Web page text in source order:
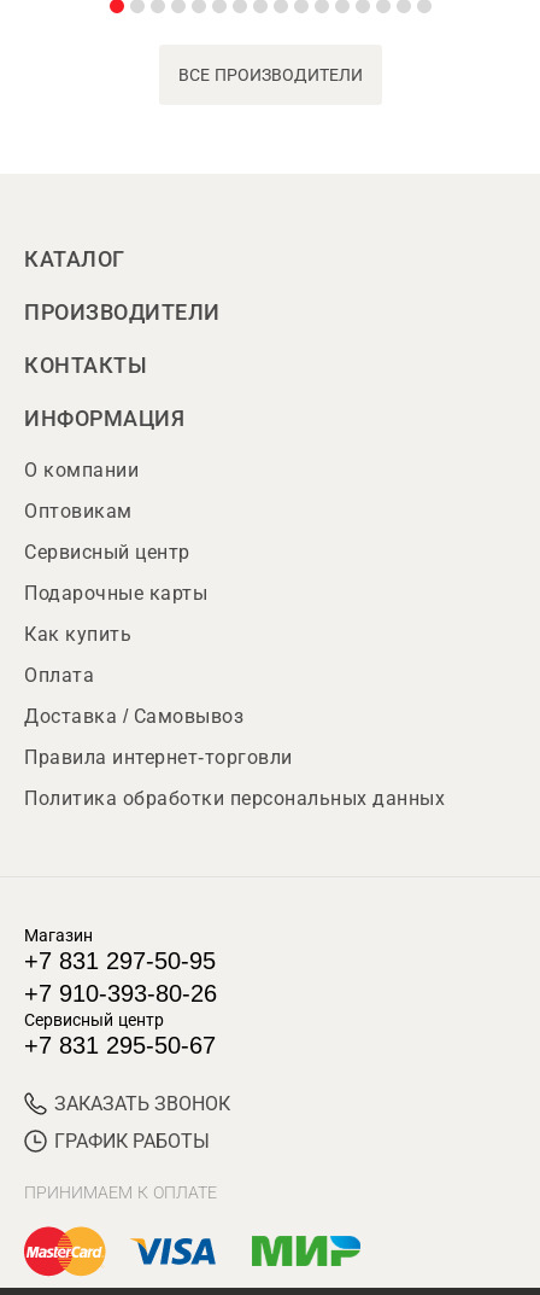
ВСЕ ПРОИЗВОДИТЕЛИ
КАТАЛОГ
ПРОИЗВОДИТЕЛИ
КОНТАКТЫ
ИНФОРМАЦИЯ
О компании
Оптовикам
Сервисный центр
Подарочные карты
Как купить
Оплата
Доставка / Самовывоз
Правила интернет-торговли
Политика обработки персональных данных
Магазин
+7 831 297-50-95
+7 910-393-80-26
Сервисный центр
+7 831 295-50-67
ЗАКАЗАТЬ ЗВОНОК
ГРАФИК РАБОТЫ
ПРИНИМАЕМ К ОПЛАТЕ